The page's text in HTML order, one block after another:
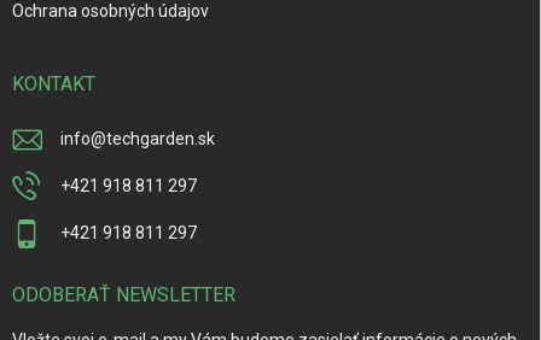
Ochrana osobných údajov
KONTAKT
info@techgarden.sk
+421 918 811 297
+421 918 811 297
ODOBERAŤ NEWSLETTER